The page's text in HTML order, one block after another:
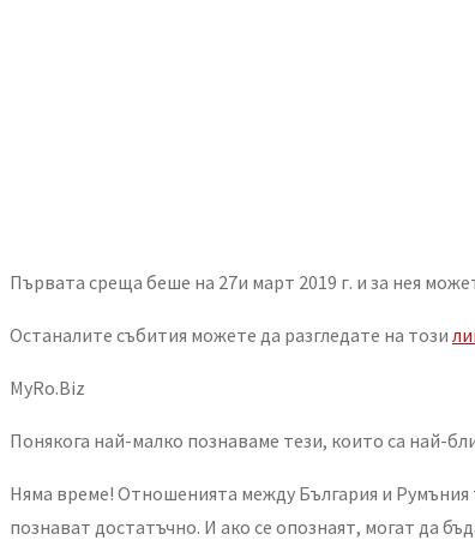
Първата среща беше на 27и март 2019 г. и за нея
Останалите събития можете да разгледате на този
MyRo.Biz
Понякога най-малко познаваме тези, които са най-
Няма време! Отношенията между България и Румъния
познават достатъчно. И ако се опознаят, могат да